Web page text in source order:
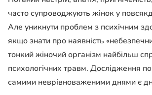
часто супроводжують жінок у
Але уникнути проблем з психічним
якщо знати про наявність
тонкий жіночий організм найбільш
психологічних травм. Дослідження
самими неврівноваженими днями є